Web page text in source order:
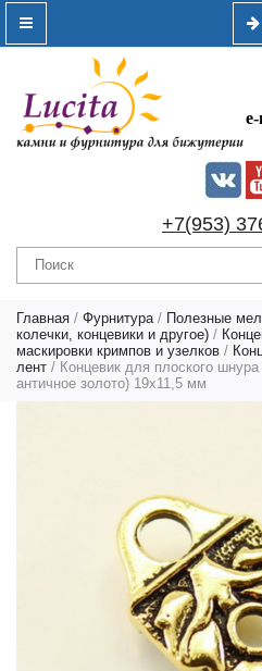
+7(953)
Главная / Фурнитура / Полезные
колечки, концевики и другое) /
маскировки кримпов и узелков /
лент / Концевик для плоского
античное золото) 19х11,5 мм